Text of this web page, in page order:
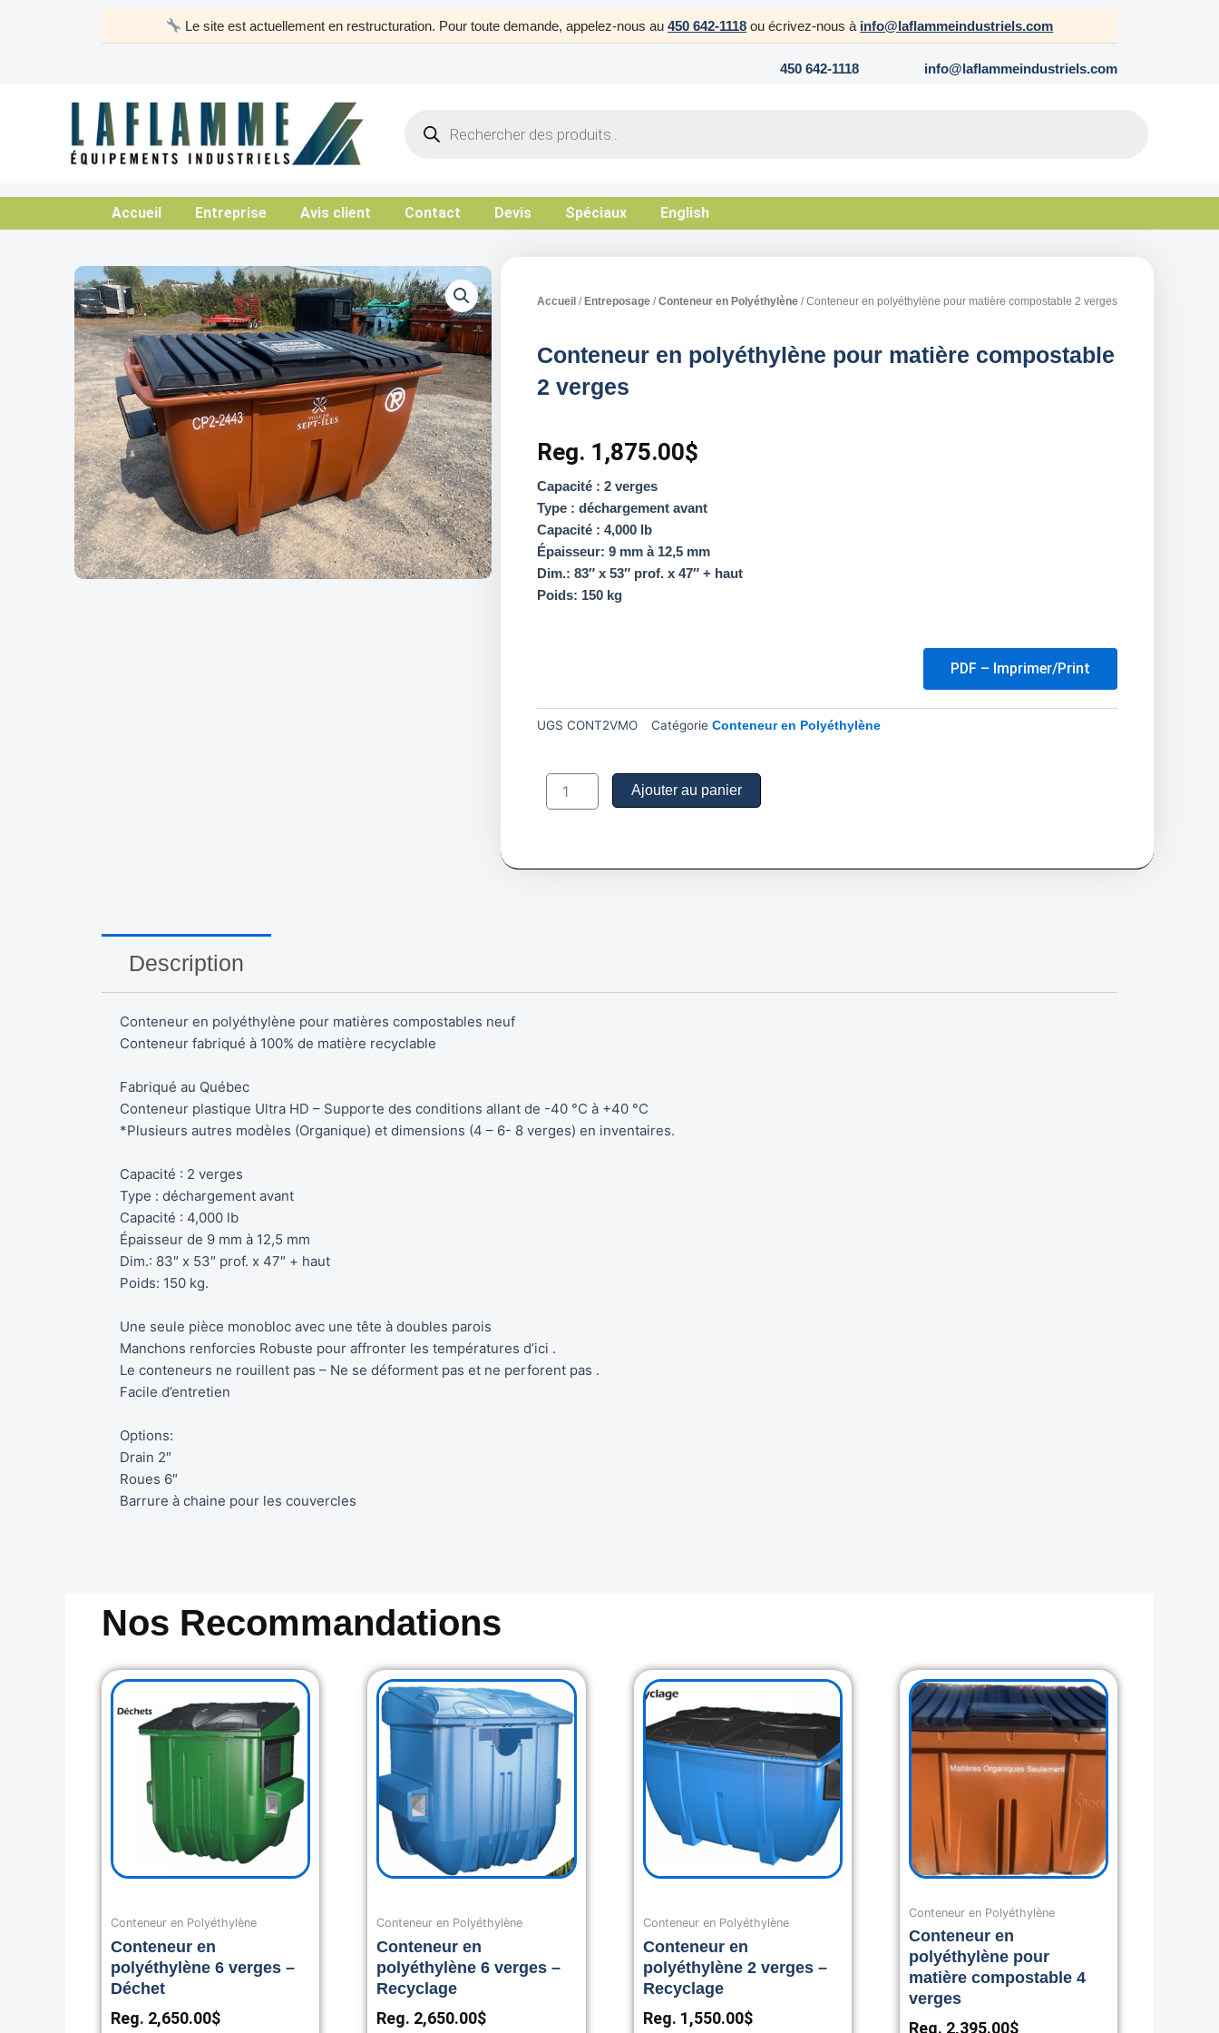
Le site est actuellement en restructuration. Pour toute demande, appelez-nous au450 642-1118 ou écrivez-nous à info@laflammeindustriels.com
450 642-1118 info@laflammeindustriels.com
search
Accueil Entreprise Avis client Contact Devis Spéciaux English
Accueil / Entreposage /Conteneur en Polyéthylène / Conteneur en polyéthylène pour matière compostable 2 verges
Conteneur en polyéthylène pour matière compostable
2 verges
Reg. 1,875.00$
Capacité : 2 verges
Type : déchargement avant
Capacité : 4,000 lb
Épaisseur: 9 mm à 12,5 mm
Dim.: 83″ x 53″ prof. x 47″ + haut
Poids: 150 kg
PDF – Imprimer/Print
UGS CONT2VMO Catégorie Conteneur en Polyéthylène
quantité
Conteneur
Ajouter au panier
Description
Conteneur en polyéthylène pour matières compostables neuf
Conteneur fabriqué à 100% de matière recyclable
Fabriqué au Québec
Conteneur plastique Ultra HD – Supporte des conditions allant de -40 °C à +40 °C
*Plusieurs autres modèles (Organique) et dimensions (4 – 6- 8 verges) en inventaires.
Capacité : 2 verges
Type : déchargement avant
Capacité : 4,000 lb
Épaisseur de 9 mm à 12,5 mm
Dim.: 83″ x 53″ prof. x 47″ + haut
Poids: 150 kg.
Une seule pièce monobloc avec une tête à doubles parois
Manchons renforcies Robuste pour affronter les températures d’ici .
Le conteneurs ne rouillent pas – Ne se déforment pas et ne perforent pas .
Facile d’entretien
Options:
Drain 2″
Roues 6″
Barrure à chaine pour les couvercles
Nos Recommandations
Conteneur en Polyéthylène
Conteneur en
polyéthylène 6 verges –
Déchet
Reg. 2,650.00$
Conteneur en Polyéthylène
Conteneur en
polyéthylène 6 verges –
Recyclage
Reg. 2,650.00$
Conteneur en Polyéthylène
Conteneur en
polyéthylène 2 verges –
Recyclage
Reg. 1,550.00$
Conteneur en Polyéthylène
Conteneur en
polyéthylène pour
matière compostable 4
verges
Reg. 2,395.00$